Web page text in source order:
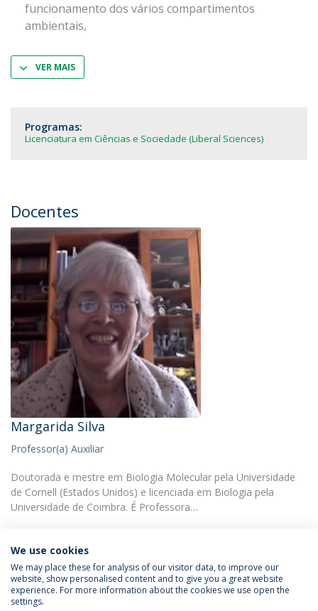
funcionamento dos vários compartimentos
ambientais,
VER MAIS
Programas:
Licenciatura em Ciências e Sociedade (Liberal Sciences)
Docentes
Margarida Silva
Professor(a) Auxiliar
Doutorada e mestre em Biologia Molecular pela Universidade
de Cornell (Estados Unidos) e licenciada em Biologia pela
Universidade de Coimbra. É Professora…
Política de Privacidade
Termos & Condições
We use cookies
We may place these for analysis of our visitor data, to improve our
website, show personalised content and to give you a great website
experience. For more information about the cookies we use open the
settings.